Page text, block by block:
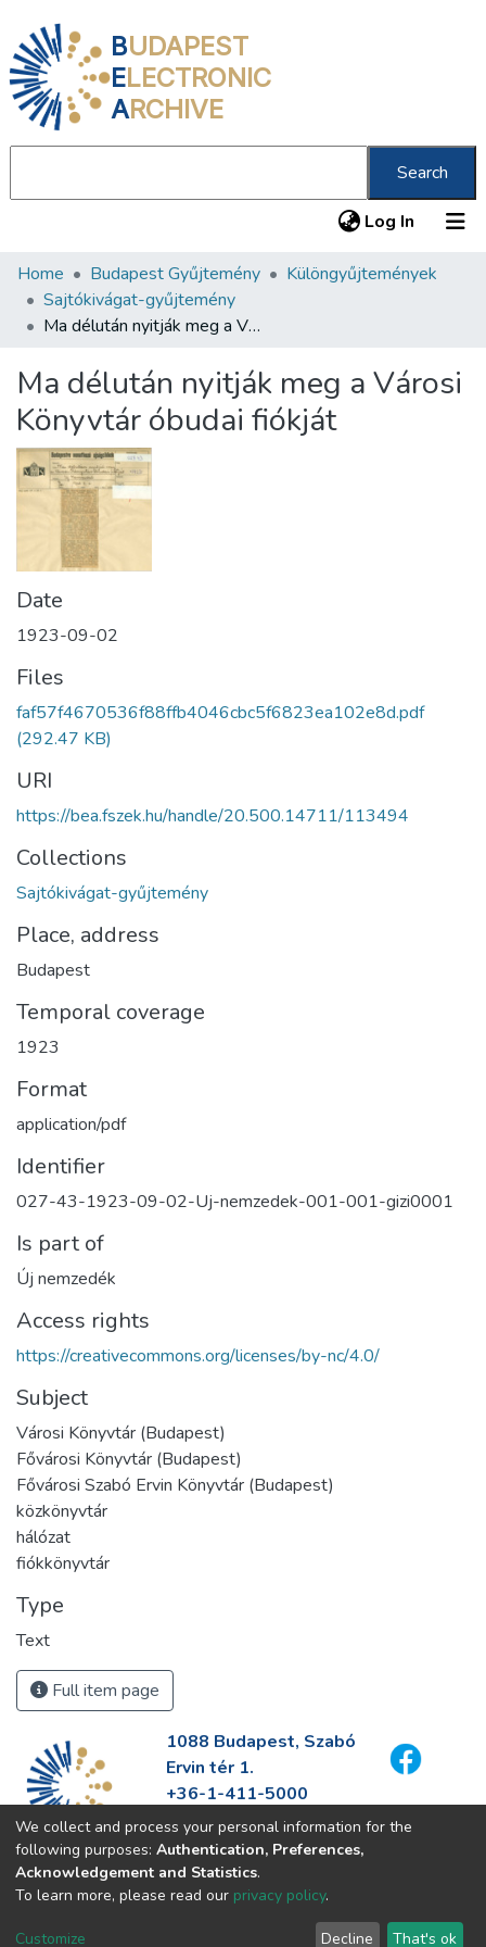
BUDAPEST
ELECTRONIC
ARCHIVE
Search
Log In (current)
Communities & Collections
All of DSpace
About us
Home Budapest Gyűjtemény
Különgyűjtemények
Sajtókivágat-gyűjtemény
Ma délután nyitják meg a Városi Könyvtár óbudai fiókját
Ma délután nyitják meg a Városi
Könyvtár óbudai fiókját
Date
1923-09-02
Files
faf57f4670536f88ffb4046cbc5f6823ea102e8d.pdf
(292.47 KB)
URI
https://bea.fszek.hu/handle/20.500.14711/113494
Collections
Sajtókivágat-gyűjtemény
Place, address
Budapest
Temporal coverage
1923
Format
application/pdf
Identifier
027-43-1923-09-02-Uj-nemzedek-001-001-gizi0001
Is part of
Új nemzedék
Access rights
https://creativecommons.org/licenses/by-nc/4.0/
Subject
Városi Könyvtár (Budapest)
Fővárosi Könyvtár (Budapest)
Fővárosi Szabó Ervin Könyvtár (Budapest)
közkönyvtár
hálózat
fiókkönyvtár
Type
Text
Full item page
1088 Budapest, Szabó
Ervin tér 1.
+36-1-411-5000
info@fszek.hu
https://fszek.hu
We collect and process your personal information for the
following purposes: Authentication, Preferences,
Acknowledgement and Statistics.
To learn more, please read our privacy policy.
Customize Decline That's ok